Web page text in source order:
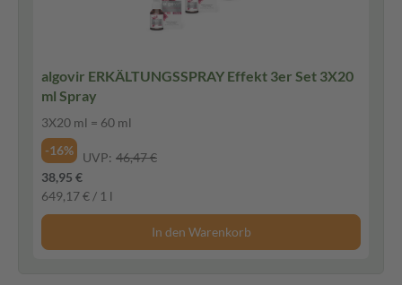
algovir ERKÄLTUNGSSPRAY Effekt 3er Set 3X20
ml Spray
3X20 ml = 60 ml
-16%
UVP: 46,47 €
38,95 €
649,17 € / 1 l
In den Warenkorb